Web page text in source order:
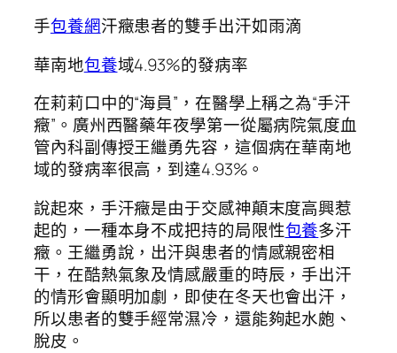
手包養網汗癥患者的雙手出汗如雨滴
華南地包養域4.93%的發病率
在莉莉口中的“海員”，在醫學上稱之為“手汗
癥”。廣州西醫藥年夜學第一從屬病院氣度血
管內科副傳授王繼勇先容，這個病在華南地
域的發病率很高，到達4.93%。
說起來，手汗癥是由于交感神顛末度高興惹
起的，一種本身不成把持的局限性包養多汗
癥。王繼勇說，出汗與患者的情感親密相
干，在酷熱氣象及情感嚴重的時辰，手出汗
的情形會顯明加劇，即使在冬天也會出汗，
所以患者的雙手經常濕冷，還能夠起水皰、
脫皮。